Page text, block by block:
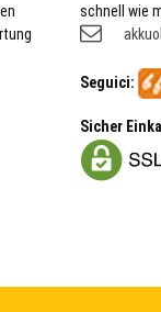
schnell wie
Seguici:
Sicher